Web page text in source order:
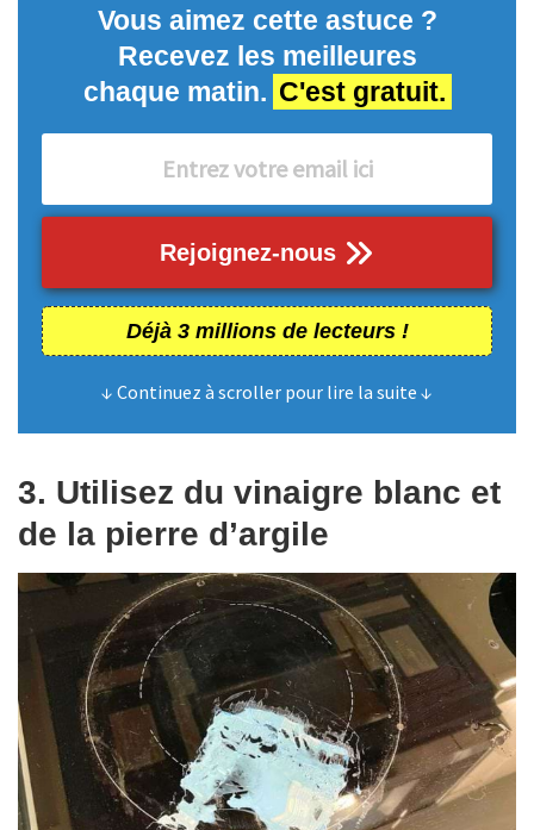
Vous aimez cette astuce ?
Recevez les meilleures
chaque matin. C'est gratuit.
Rejoignez-nous
Déjà 3 millions de lecteurs !
↓ Continuez à scroller pour lire la suite ↓
3. Utilisez du vinaigre blanc et
de la pierre d’argile